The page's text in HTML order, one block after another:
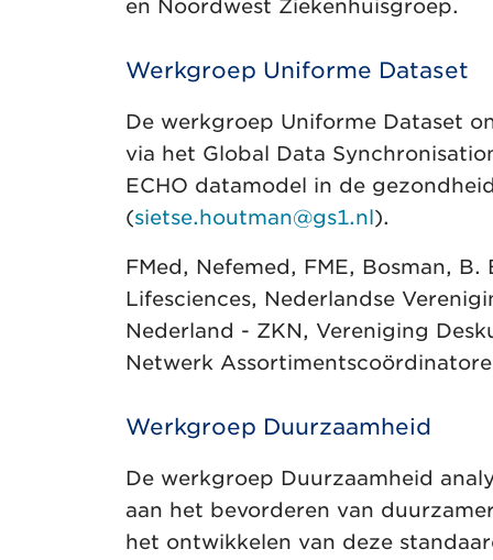
en Noordwest Ziekenhuisgroep.
Werkgroep Uniforme Dataset
De werkgroep Uniforme Dataset
via het Global Data
ECHO datamodel in de
(sietse.houtman@gs1.nl).
FMed, Nefemed, FME, Bosman,
Lifesciences, Nederlandse
Nederland - ZKN, Vereniging
Netwerk
Werkgroep Duurzaamheid
De werkgroep Duurzaamheid
aan het bevorderen van
het ontwikkelen van deze